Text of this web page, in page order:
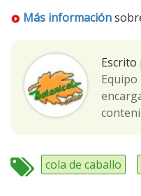
Más información
Escrito
cola de caballo